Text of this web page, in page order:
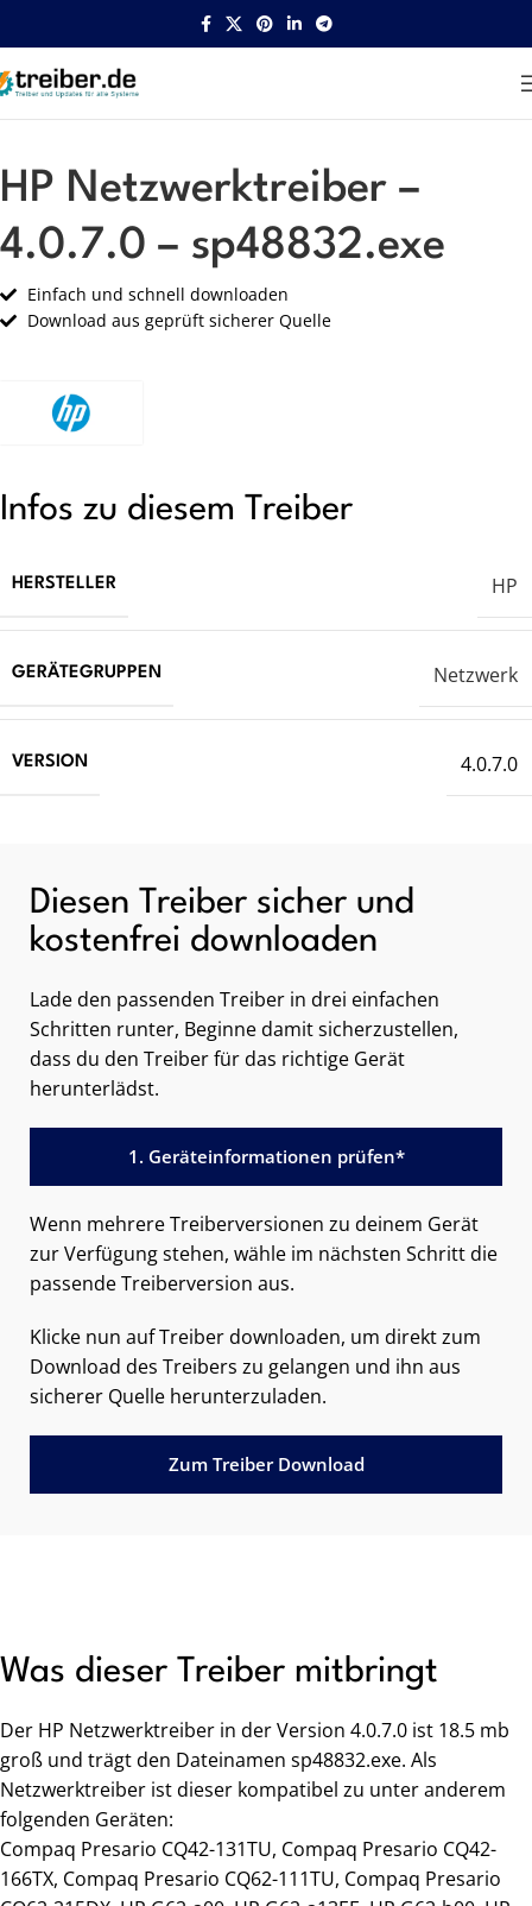
Startseite HP Netzwerk
HP Netzwerktreiber –
4.0.7.0 – sp48832.exe
Einfach und schnell downloaden
Download aus geprüft sicherer Quelle
Infos zu diesem Treiber
HERSTELLER HP
GERÄTEGRUPPEN Netzwerk
VERSION 4.0.7.0
Diesen Treiber sicher und
kostenfrei downloaden
Lade den passenden Treiber in drei einfachen
Schritten runter, Beginne damit sicherzustellen,
dass du den Treiber für das richtige Gerät
herunterlädst.
1. Geräteinformationen prüfen*
Wenn mehrere Treiberversionen zu deinem Gerät
zur Verfügung stehen, wähle im nächsten Schritt die
passende Treiberversion aus.
Klicke nun auf Treiber downloaden, um direkt zum
Download des Treibers zu gelangen und ihn aus
sicherer Quelle herunterzuladen.
Zum Treiber Download
Was dieser Treiber mitbringt
Der HP Netzwerktreiber in der Version 4.0.7.0 ist 18.5 mb
groß und trägt den Dateinamen sp48832.exe. Als
Netzwerktreiber ist dieser kompatibel zu unter anderem
folgenden Geräten:
Compaq Presario CQ42-131TU, Compaq Presario CQ42-
166TX, Compaq Presario CQ62-111TU, Compaq Presario